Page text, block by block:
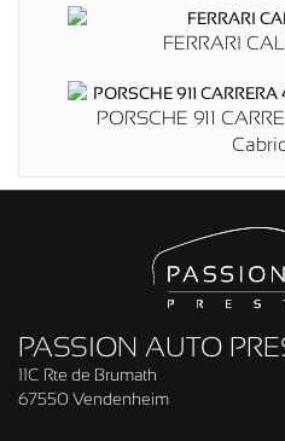
FERRARI
PORSCHE 911
PASSION AUTO
11C Rte de Brumath
67550 Vendenheim